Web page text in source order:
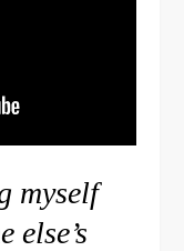
myself
else’s